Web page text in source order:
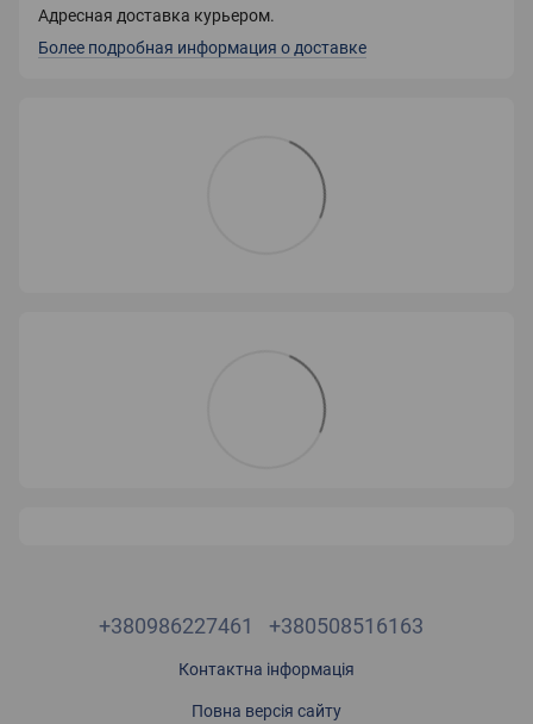
Адресная доставка курьером.
Более подробная информация о доставке
+380986227461 +380508516163
Контактна інформація
Повна версія сайту